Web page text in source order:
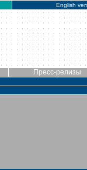
English
Пресс-релизы